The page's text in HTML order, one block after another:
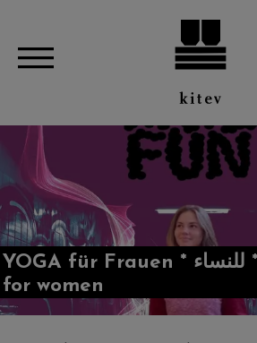
YOGA für Frauen * للنساء * для жінок *
for women